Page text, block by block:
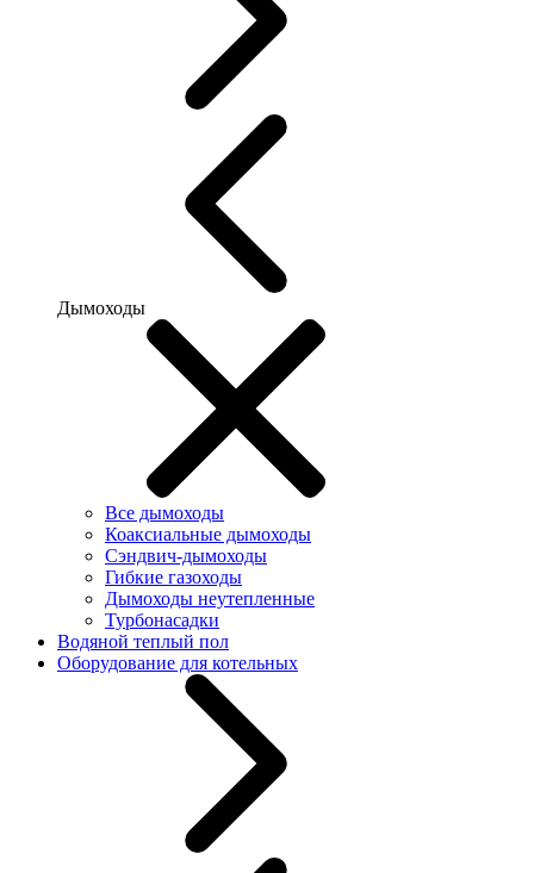
Дымоходы
Все дымоходы
Коаксиальные дымоходы
Сэндвич-дымоходы
Гибкие газоходы
Дымоходы неутепленные
Турбонасадки
Водяной теплый пол
Оборудование для котельных